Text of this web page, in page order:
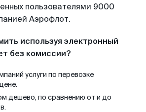
пользователями 9000
Аэрофлот.
используя электронный
без комиссии?
услуги по перевозке
дешево, по сравнению от и до